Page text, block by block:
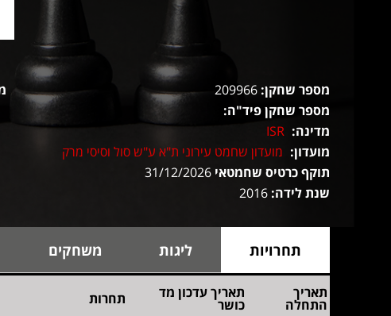
מספר שחקן:
מספר שחקן פיד"ה:
מדינה: ISR
מועדון: מועדון שחמט עירוני ת"א ע"ש סול וסיסי מרק
תוקף כרטיס שחמטאי
שנת לידה:
תחרויות ליגות משחקים
תאריך
התחלה
תאריך עדכון מד
כושר תחרות